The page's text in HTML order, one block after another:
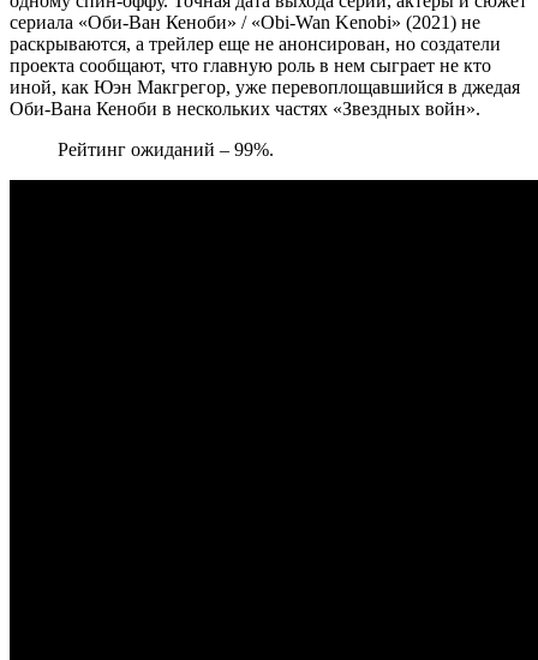
сериала «Оби-Ван Кеноби» / «Obi-Wan Kenobi» (2021) не
раскрываются, а трейлер еще не анонсирован, но создатели
проекта сообщают, что главную роль в нем сыграет не кто
иной, как Юэн Макгрегор, уже перевоплощавшийся в джедая
Оби-Вана Кеноби в нескольких частях «Звездных войн».
Рейтинг ожиданий – 99%.